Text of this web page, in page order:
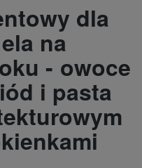
dla
na
- owoce
i pasta